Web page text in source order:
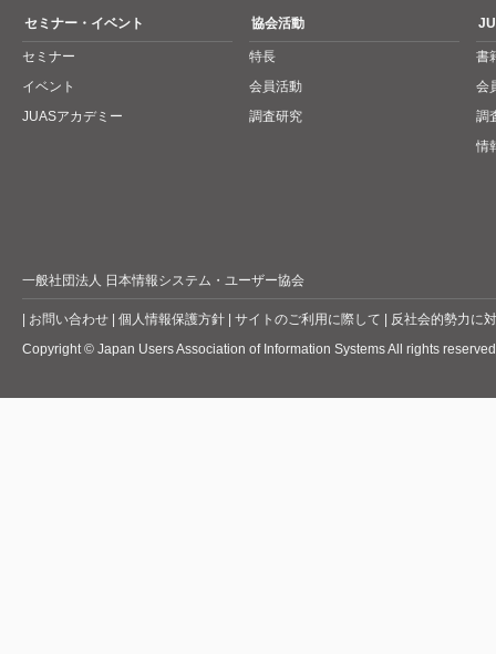
セミナー・イベント
セミナー
イベント
JUASアカデミー
協会活動
特長
会員活動
調査研究
書
会
調
情
一般社団法人 日本情報システム・ユーザー協会
お問い合わせ 個人情報保護方針 サイトのご利用に際して
反社会的勢力に
Copyright © Japan Users Association of Information Systems All rights reserved